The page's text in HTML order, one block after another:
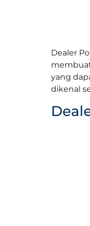
Dealer
yang
dikenal